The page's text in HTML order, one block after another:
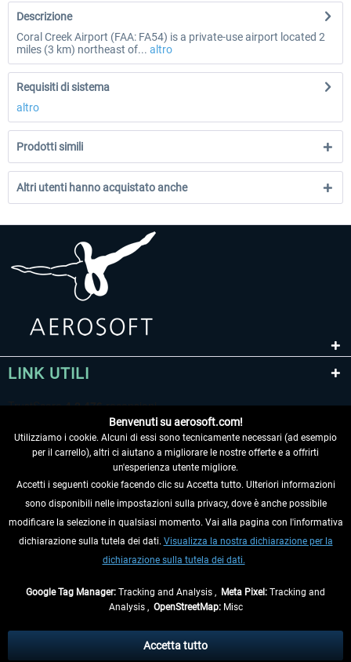
Descrizione
Coral Creek Airport (FAA: FA54) is a private-use airport located 2
miles (3 km) northeast of... altro
Requisiti di sistema
altro
Prodotti simili
Altri utenti hanno acquistato anche
LINK UTILI
RECEDERE DAL CONTRATTO
INFORMAZIONI
eventualmente le spese di spedizione, se non diversamente descritto.
Benvenuti su aerosoft.com!
Utilizziamo i cookie. Alcuni di essi sono tecnicamente necessari (ad esempio
per il carrello), altri ci aiutano a migliorare le nostre offerte e a offrirti
un'esperienza utente migliore.
Accetti i seguenti cookie facendo clic su Accetta tutto. Ulteriori informazioni
sono disponibili nelle impostazioni sulla privacy, dove è anche possibile
modificare la selezione in qualsiasi momento. Vai alla pagina con l'informativa
dichiarazione sulla tutela dei dati. Visualizza la nostra dichiarazione per la
dichiarazione sulla tutela dei dati.
Google Tag Manager: Tracking and Analysis , Meta Pixel: Tracking and
Analysis , OpenStreetMap:Misc
Accetta tutto